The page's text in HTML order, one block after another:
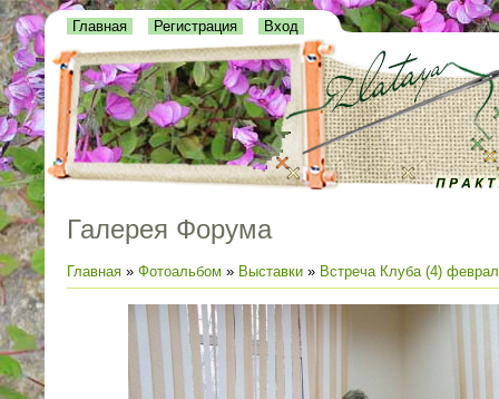
Главная Регистрация Вход
Галерея Форума
Главная » Фотоальбом » Выставки » Встреча Клуба (4)